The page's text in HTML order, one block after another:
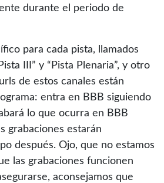
durante el periodo de
para cada pista, llamados
III” y “Pista Plenaria”, y otro
de estos canales están
entra en BBB siguiendo
lo que ocurra en BBB
grabaciones estarán
después. Ojo, que no estamos
las grabaciones funcionen
aconsejamos que